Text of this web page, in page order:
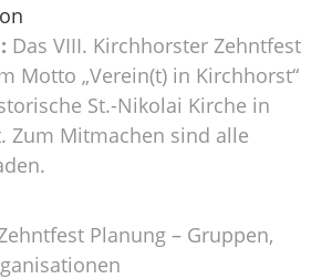
Das VIII. Kirchhorster Zehntfest
Motto „Verein(t) in Kirchhorst“
St.-Nikolai Kirche in
Zum Mitmachen sind alle
Planung – Gruppen,